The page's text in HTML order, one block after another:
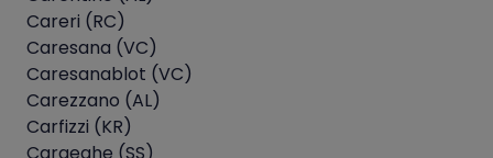
Careri (RC)
Caresana (VC)
Caresanablot (VC)
Carezzano (AL)
Carfizzi (KR)